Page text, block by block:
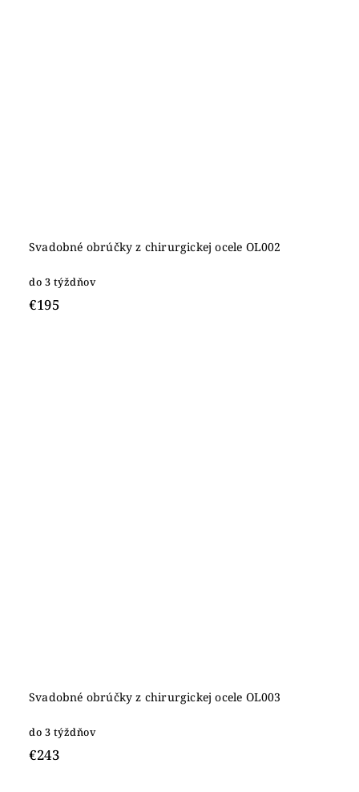
Svadobné obrúčky z chirurgickej ocele OL002
do 3 týždňov
€195
Svadobné obrúčky z chirurgickej ocele OL003
do 3 týždňov
€243